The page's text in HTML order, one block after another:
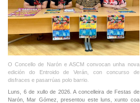
O Concello de Narón e ASCM convocan unha nova
edición do Entroido de Verán, con concurso de
disfraces e pasarrúas polo barrio.
Luns, 6 de xullo de 2026. A concelleira de Festas de
Narón, Mar Gómez, presentou este luns, xunto coa